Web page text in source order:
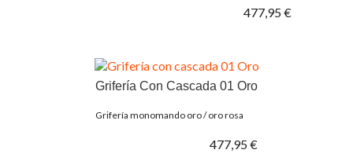
477,95 €
Grifería Con Cascada 01 Oro
Grifería monomando oro / oro rosa
477,95 €